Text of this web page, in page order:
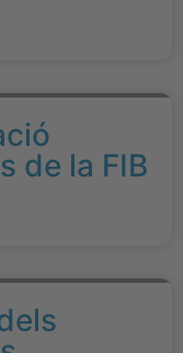
de la FIB